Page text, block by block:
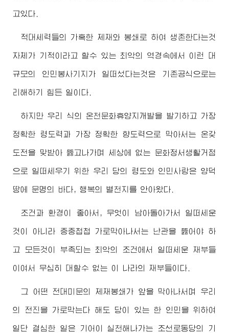
고있다.
적대세력들의 가혹한 제재와 봉쇄로 하여 생존한다는것
자체가 기적이라고 할수 있는 최악의 역경속에서 이런 대
규모의 인민봉사기지가 일떠섰다는것은 기존공식으로는
리해하기 힘든 일이다.
하지만 우리 식의 온천문화휴양지개발을 발기하고 가장
정확한 령도력과 가장 정확한 향도력으로 막아서는 온갖
도전을 맞받아 뚫고나가며 세상에 없는 문화정서생활거점
으로 일떠세우기 위한 우리 당의 령도와 인민사랑은 양덕
땅에 문명의 바다, 행복의 별천지를 안아왔다.
조건과 환경이 좋아서, 무엇이 남아돌아가서 일떠세운
것이 아니라 중중첩첩 가로막아나서는 난관을 뚫어야 하
고 모든것이 부족되는 최악의 조건에서 일떠세운 재부들
이여서 무심히 대할수 없는 이 나라의 재부들이다.
그 어떤 전대미문의 제재봉쇄가 앞을 막아나서며 우리
의 전진을 가로막는다 해도 당이 있는 한 인민을 위하여
일단 결심한 일은 기어이 실천해나가는 조선로동당의 기